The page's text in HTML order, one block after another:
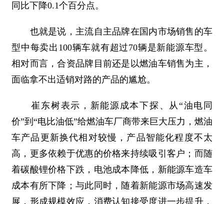
同比下降0.1个百分点。
也就是说，主流自主品牌在国内市场销售的车
型中每卖出100辆车就有超过70辆是新能源车型。
相对而言，合资品牌目前还是以燃油车销售为主，
面临拿不出适销对路的产品的尴尬。
崔东树表示，新能源成本下探、从“油电同
价”到“电比油低”给燃油车厂商带来巨大压力，燃油
车产品更新换代相对较慢，产品智能化程度不太
高，更多依赖于优惠的价格来持续吸引客户；而随
着碳酸锂价格下跌，电池成本降低，新能源车造车
成本有所下降；与此同时，随着新能源市场高速发
展，形成规模效应，消费认知接受度进一步提升，